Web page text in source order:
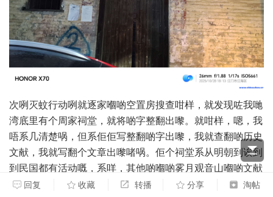
次咧灭蚊行动咧就逐家嗰啲空置房搜查咁样，就发现咗我哋
湾底里有个周家祠堂，就将啲字整翻出嚟。就咁样，嗯，我
唔系几清楚㖞，但系佢佢写整翻啲字出嚟，我就查翻啲历史
文献，我就写翻个文章出嚟啫㖞。佢个祠堂系从明朝到诶到
到民国都有活动嘅，系咩，其他啲嗰啲雾月观音山嗰啲文献
咧，我就攞咗出嚟，我就写翻文章写上嚟啫㖞。其他嗰啲村
回复 收藏 转播 分享 淘帖